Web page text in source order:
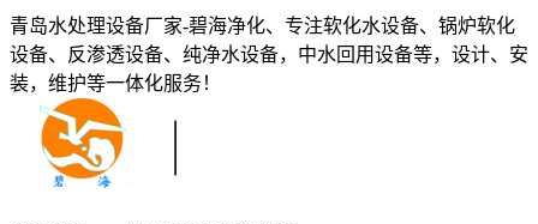
青岛水处理设备厂家-碧海净化、专注软化水设备、锅炉软化
设备、反渗透设备、纯净水设备，中水回用设备等，设计、安
装，维护等一体化服务！